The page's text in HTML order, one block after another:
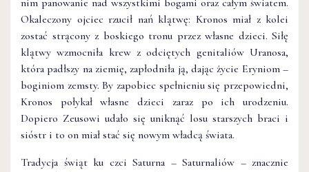
Okaleczony ojciec rzucił nań klątwę: Kronos miał z kolei
zostać strącony z boskiego tronu przez własne dzieci. Siłę
klątwy wzmocniła krew z odciętych genitaliów Uranosa,
która padłszy na ziemię, zapłodniła ją, dając życie Eryniom –
boginiom zemsty. By zapobiec spełnieniu się przepowiedni,
Kronos połykał własne dzieci zaraz po ich urodzeniu.
Dopiero Zeusowi udało się uniknąć losu starszych braci i
sióstr i to on miał stać się nowym władcą świata.
Tradycja świąt ku czci Saturna – Saturnaliów – znacznie